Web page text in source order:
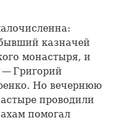
казначей
монастыря, и
— Григорий
Но вечернюю
проводили
помогал